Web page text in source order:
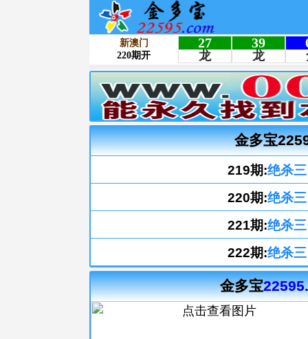
金多宝
219期:绝杀
220期:绝杀
221期:绝杀
222期:绝杀
金多宝